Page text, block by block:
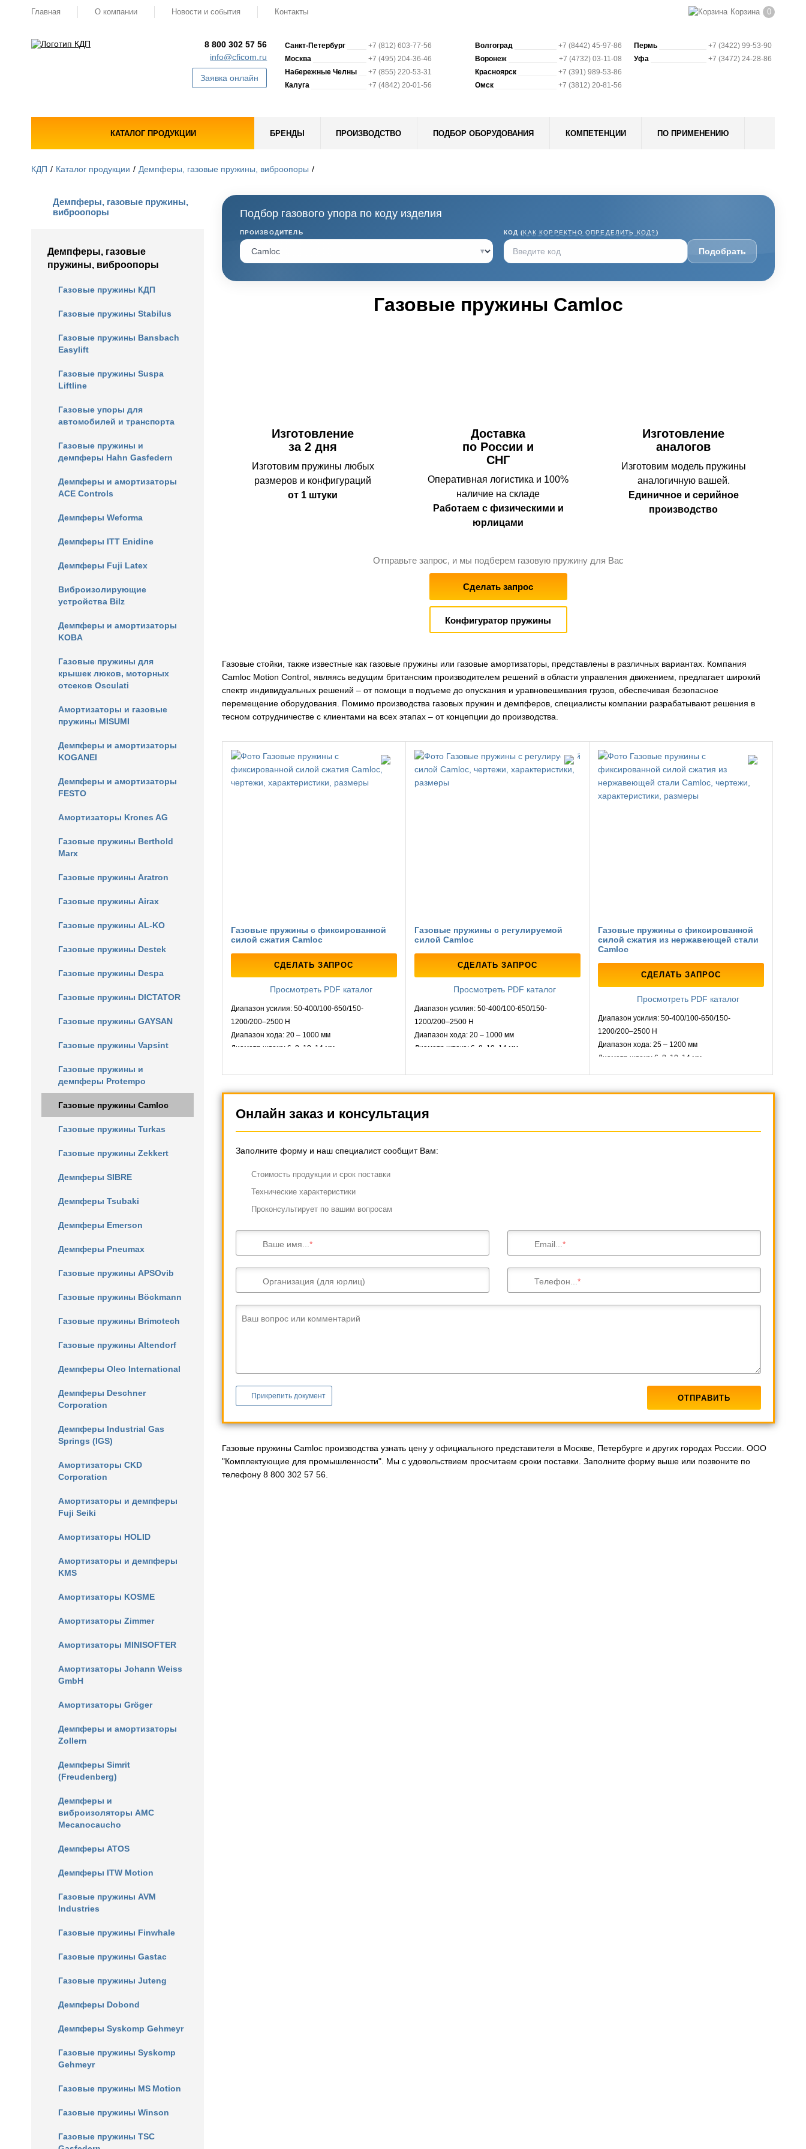
Главная О компании Новости и события Контакты Корзина 0
8 800 302 57 56
info@cficom.ru
Заявка онлайн
Санкт-Петербург
+7 (812) 603-77-56
Москва
+7 (495) 204-36-46
Набережные Челны
+7 (855) 220-53-31
Калуга
+7 (4842) 20-01-56
Волгоград
+7 (8442) 45-97-86
Воронеж
+7 (4732) 03-11-08
Красноярск
+7 (391) 989-53-86
Омск
+7 (3812) 20-81-56
Пермь
+7 (3422) 99-53-90
Уфа
+7 (3472) 24-28-86
КАТАЛОГ ПРОДУКЦИИ БРЕНДЫ ПРОИЗВОДСТВО ПОДБОР ОБОРУДОВАНИЯ КОМПЕТЕНЦИИ ПО ПРИМЕНЕНИЮ
КДП Каталог продукции Демпферы, газовые пружины, виброопоры
Демпферы, газовые пружины,
виброопоры
Демпферы, газовые
пружины, виброопоры
Газовые пружины КДП
Газовые пружины Stabilus
Газовые пружины Bansbach
Easylift
Газовые пружины Suspa
Liftline
Газовые упоры для
автомобилей и транспорта
Газовые пружины и
демпферы Hahn Gasfedern
Демпферы и амортизаторы
ACE Controls
Демпферы Weforma
Демпферы ITT Enidine
Демпферы Fuji Latex
Виброизолирующие
устройства Bilz
Демпферы и амортизаторы
KOBA
Газовые пружины для
крышек люков, моторных
отсеков Osculati
Амортизаторы и газовые
пружины MISUMI
Демпферы и амортизаторы
KOGANEI
Демпферы и амортизаторы
FESTO
Амортизаторы Krones AG
Газовые пружины Berthold
Marx
Газовые пружины Aratron
Газовые пружины Airax
Газовые пружины AL-KO
Газовые пружины Destek
Газовые пружины Despa
Газовые пружины DICTATOR
Газовые пружины GAYSAN
Газовые пружины Vapsint
Газовые пружины и
демпферы Protempo
Газовые пружины Camloc
Газовые пружины Turkas
Газовые пружины Zekkert
Демпферы SIBRE
Демпферы Tsubaki
Демпферы Emerson
Демпферы Pneumax
Газовые пружины APSOvib
Газовые пружины Böckmann
Газовые пружины Brimotech
Газовые пружины Altendorf
Демпферы Oleo International
Демпферы Deschner
Corporation
Демпферы Industrial Gas
Springs (IGS)
Амортизаторы CKD
Corporation
Амортизаторы и демпферы
Fuji Seiki
Амортизаторы HOLID
Амортизаторы и демпферы
KMS
Амортизаторы KOSME
Амортизаторы Zimmer
Амортизаторы MINISOFTER
Амортизаторы Johann Weiss
GmbH
Амортизаторы Gröger
Демпферы и амортизаторы
Zollern
Демпферы Simrit
(Freudenberg)
Демпферы и
виброизоляторы AMC
Mecanocaucho
Демпферы ATOS
Демпферы ITW Motion
Газовые пружины AVM
Industries
Газовые пружины Finwhale
Газовые пружины Gastac
Газовые пружины Juteng
Демпферы Dobond
Демпферы Syskomp Gehmeyr
Газовые пружины Syskomp
Gehmeyr
Газовые пружины MS Motion
Газовые пружины Winson
Газовые пружины TSC
Подбор газового упора по коду изделия
ПРОИЗВОДИТЕЛЬ
▾
КОД (КАК КОРРЕКТНО ОПРЕДЕЛИТЬ КОД? )
Подобрать
Газовые пружины Camloc
Изготовление
за 2 дня
Изготовим пружины любых
размеров и конфигураций
от 1 штуки
Доставка
по России и
СНГ
Оперативная логистика и 100%
наличие на складе
Работаем с физическими и
юрлицами
Изготовление
аналогов
Изготовим модель пружины
аналогичную вашей.
Единичное и серийное
производство
Отправьте запрос, и мы подберем газовую пружину для Вас
Сделать запрос
Конфигуратор пружины
Газовые стойки, также известные как газовые пружины или газовые амортизаторы, представлены в различных вариантах. Компания
Camloc Motion Control, являясь ведущим британским производителем решений в области управления движением, предлагает широкий
спектр индивидуальных решений – от помощи в подъеме до опускания и уравновешивания грузов, обеспечивая безопасное
перемещение оборудования. Помимо производства газовых пружин и демпферов, специалисты компании разрабатывают решения в
тесном сотрудничестве с клиентами на всех этапах – от концепции до производства.
Газовые пружины с фиксированной
силой сжатия Camloc
СДЕЛАТЬ ЗАПРОС
Просмотреть PDF каталог
Диапазон усилия: 50-400/100-650/150-
1200/200–2500 Н
Диапазон хода: 20 – 1000 мм
Диаметр штока: 6, 8, 10, 14 мм
Резьбовое соединение: M5, M6, M8, M10
Газовые пружины с регулируемой
силой Camloc
СДЕЛАТЬ ЗАПРОС
Просмотреть PDF каталог
Диапазон усилия: 50-400/100-650/150-
1200/200–2500 Н
Диапазон хода: 20 – 1000 мм
Диаметр штока: 6, 8, 10, 14 мм
Резьбовое соединение: M5, M6, M8, M10
Газовые пружины с фиксированной
силой сжатия из нержавеющей стали
Camloc
СДЕЛАТЬ ЗАПРОС
Просмотреть PDF каталог
Диапазон усилия: 50-400/100-650/150-
1200/200–2500 Н
Диапазон хода: 25 – 1200 мм
Диаметр штока: 6, 8, 10, 14 мм
Онлайн заказ и консультация
Заполните форму и наш специалист сообщит Вам:
Cтоимость продукции и срок поставки
Технические характеристики
Проконсультирует по вашим вопросам
Ваше имя... Email...
Организация (для юрлиц) Телефон...
Ваш вопрос или комментарий
Прикрепить документ
Газовые пружины Camloc производства узнать цену у официального представителя в Москве, Петербурге и других городах России. ООО
"Комплектующие для промышленности". Мы с удовольствием просчитаем сроки поставки. Заполните форму выше или позвоните по
телефону 8 800 302 57 56.